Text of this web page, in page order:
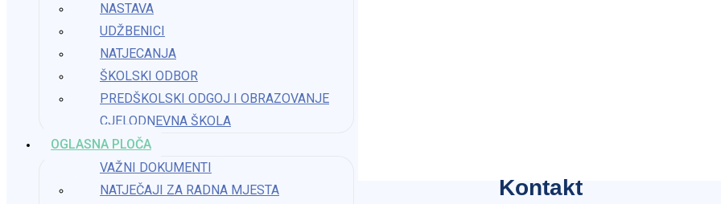
NASTAVA
UDŽBENICI
NATJECANJA
ŠKOLSKI ODBOR
PREDŠKOLSKI ODGOJ I OBRAZOVANJE
CJELODNEVNA ŠKOLA
OGLASNA PLOČA
VAŽNI DOKUMENTI
NATJEČAJI ZA RADNA MJESTA
Naknadni upisi u vrtić
7. ožujka 2024.
Medni dan u prvom razredu
10. prosinca 2024.
Kontakt